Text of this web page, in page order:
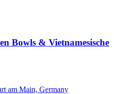
Bowls & Vietnamesische
am Main, Germany